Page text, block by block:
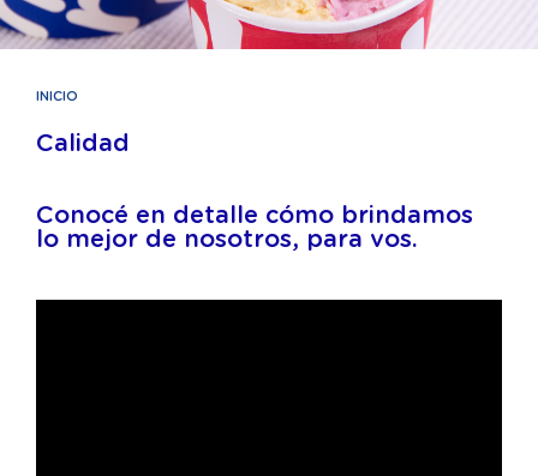
INICIO
Calidad
Conocé en detalle cómo brindamos
lo mejor de nosotros, para vos.